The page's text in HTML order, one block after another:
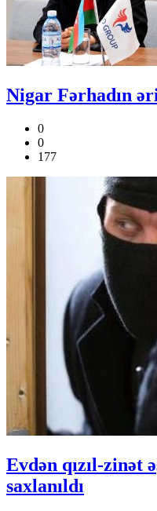
Nigar Fərhadın
0
0
177
Evdən qızıl-zinət
saxlanıldı